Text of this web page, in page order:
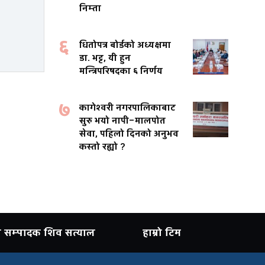
निम्ता
६
धितोपत्र बोर्डको अध्यक्षमा
डा. भट्ट, यी हुन
मन्त्रिपरिषदका ६ निर्णय
७
कागेश्वरी नगरपालिकाबाट
सुरु भयो नापी–मालपोत
सेवा, पहिलो दिनको अनुभव
कस्तो रह्यो ?
सम्पादक शिव सत्याल हाम्रो टिम